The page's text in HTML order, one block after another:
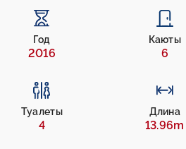
Год
2016
Каюты
6
Туалеты
4
Длина
13.96m